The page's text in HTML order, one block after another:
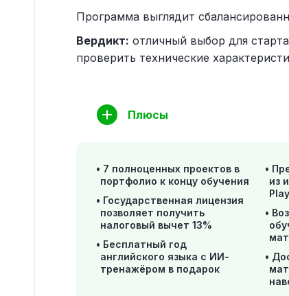
Программа выглядит
Вердикт: отличный выбор для
проверить технические
Плюсы
7 полноценных проектов в
портфолио к концу обучения
Государственная лицензия
позволяет получить
налоговый вычет 13%
Бесплатный год
английского языка с ИИ-
тренажёром в подарок
из